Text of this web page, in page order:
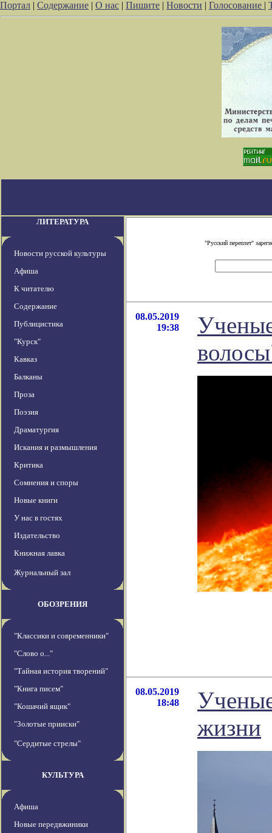
Портал | Содержание | О нас | Пишите | Новости | Голосование |
ЛИТЕРАТУРА
Новости русской культуры
Афиша
К читателю
Содержание
Публицистика
"Курск"
Кавказ
Балканы
Проза
Поэзия
Драматургия
Искания и размышления
Критика
Сомнения и споры
Новые книги
У нас в гостях
Издательство
Книжная лавка
Журнальный зал
ОБОЗРЕНИЯ
"Классики и современники"
"Слово о..."
"Тайная история творений"
"Книга писем"
"Кошачий ящик"
"Золотые прииски"
"Сердитые стрелы"
КУЛЬТУРА
Афиша
Новые передвжиники
"Русский переплет"
08.05.2019
19:38
08.05.2019
18:48
жизни